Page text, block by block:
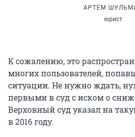
АРТЕМ
юрист
К сожалению, это
многих пользователей,
ситуации. Не нужно ждать,
первыми в суд с иском о
Верховный суд указал на
в 2016 году.